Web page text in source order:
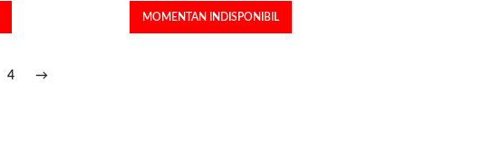
MOMENTAN INDISPONIBIL
4 →